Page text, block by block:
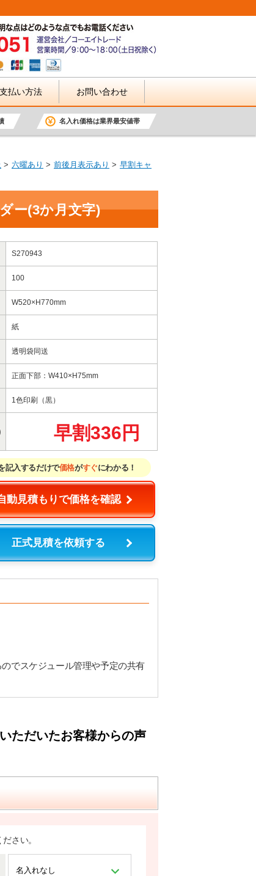
払い方法 お問い合わせ
名入れ価格は業界最安値帯
六曜あり 前後月表示あり
早割キャ
ー(3か月文字)
S270943
100
W520×H770mm
紙
透明袋同送
正面下部：W410×H75mm
1色印刷（黒）
早割336円
記入するだけで価格がすぐにわかる！
動見積もりで価格を確認
正式見積を依頼する
でスケジュール管理や予定の共有
ただいたお客様からの声
さい。